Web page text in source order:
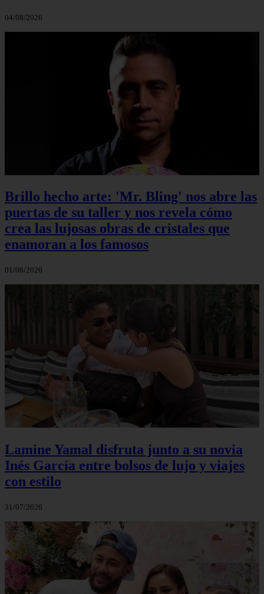
04/08/2026
Brillo hecho arte: 'Mr. Bling' nos abre las
puertas de su taller y nos revela cómo
crea las lujosas obras de cristales que
enamoran a los famosos
01/08/2026
Lamine Yamal disfruta junto a su novia
Inés García entre bolsos de lujo y viajes
con estilo
31/07/2026